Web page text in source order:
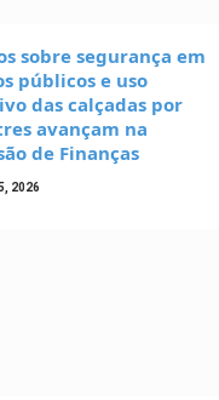
sobre segurança em
públicos e uso
das calçadas por
avançam na
de Finanças
2026